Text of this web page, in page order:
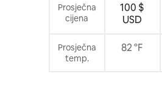
Prosječna
cijena
100 $
USD
Prosječna
temp.
82 °F